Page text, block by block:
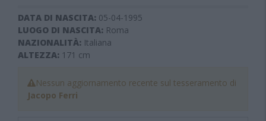
DATA DI NASCITA: 05-04-1995
LUOGO DI NASCITA: Roma
NAZIONALITÀ: Italiana
ALTEZZA: 171 cm
Nessun aggiornamento recente sul tesseramento di
Jacopo Ferri